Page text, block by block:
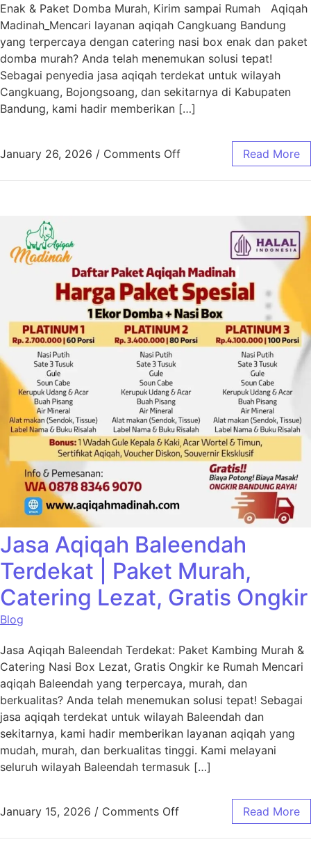
Enak & Paket Domba Murah, Kirim sampai Rumah Aqiqah
Madinah_Mencari layanan aqiqah Cangkuang Bandung
yang terpercaya dengan catering nasi box enak dan paket
domba murah? Anda telah menemukan solusi tepat!
Sebagai penyedia jasa aqiqah terdekat untuk wilayah
Cangkuang, Bojongsoang, dan sekitarnya di Kabupaten
Bandung, kami hadir memberikan […]
January 26, 2026 / Comments Off Read More
Jasa Aqiqah Baleendah
Terdekat | Paket Murah,
Catering Lezat, Gratis Ongkir
Blog
Jasa Aqiqah Baleendah Terdekat: Paket Kambing Murah &
Catering Nasi Box Lezat, Gratis Ongkir ke Rumah Mencari
aqiqah Baleendah yang terpercaya, murah, dan
berkualitas? Anda telah menemukan solusi tepat! Sebagai
jasa aqiqah terdekat untuk wilayah Baleendah dan
sekitarnya, kami hadir memberikan layanan aqiqah yang
mudah, murah, dan berkualitas tinggi. Kami melayani
seluruh wilayah Baleendah termasuk […]
January 15, 2026 / Comments Off Read More